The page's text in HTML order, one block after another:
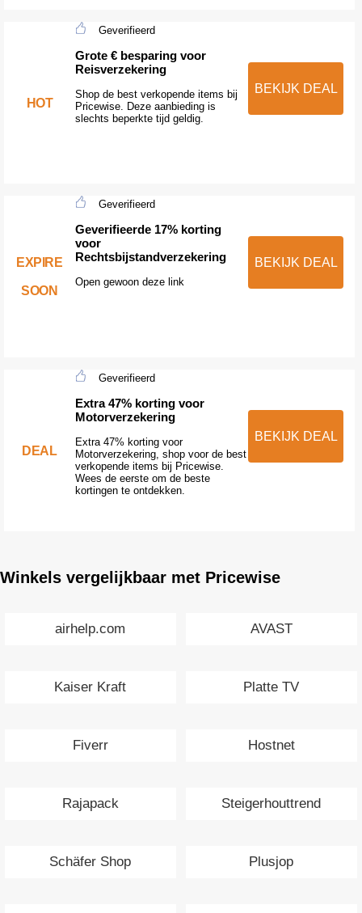
HOT
Geverifieerd
Grote € besparing voor
Reisverzekering
Shop de best verkopende items bij
Pricewise. Deze aanbieding is
slechts beperkte tijd geldig.
BEKIJK DEAL
EXPIRE
SOON
Geverifieerd
Geverifieerde 17% korting
voor
Rechtsbijstandverzekering
Open gewoon deze link
BEKIJK DEAL
DEAL
Geverifieerd
Extra 47% korting voor
Motorverzekering
Extra 47% korting voor
Motorverzekering, shop voor de best
verkopende items bij Pricewise.
Wees de eerste om de beste
kortingen te ontdekken.
BEKIJK DEAL
Winkels vergelijkbaar met Pricewise
airhelp.com AVAST
Kaiser Kraft Platte TV
Fiverr Hostnet
Rajapack Steigerhouttrend
Schäfer Shop Plusjop